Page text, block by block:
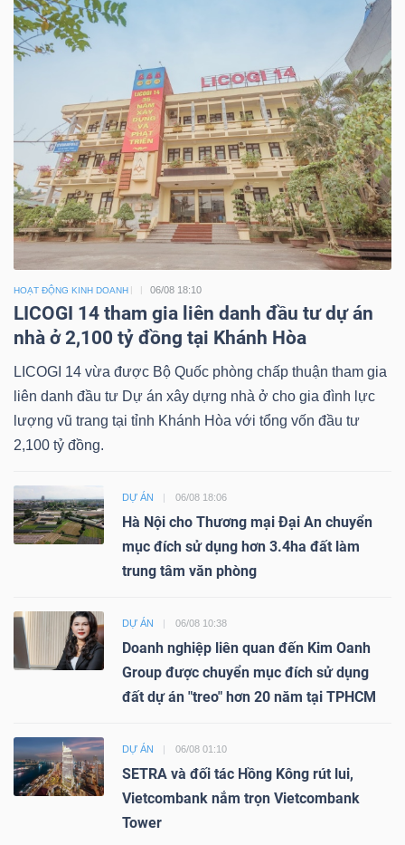
HOẠT ĐỘNG KINH DOANH 06/08 18:10
LICOGI 14 tham gia liên danh đầu tư dự án
nhà ở 2,100 tỷ đồng tại Khánh Hòa
LICOGI 14 vừa được Bộ Quốc phòng chấp thuận tham gia
liên danh đầu tư Dự án xây dựng nhà ở cho gia đình lực
lượng vũ trang tại tỉnh Khánh Hòa với tổng vốn đầu tư
2,100 tỷ đồng.
DỰ ÁN 06/08 18:06
Hà Nội cho Thương mại Đại An chuyển
mục đích sử dụng hơn 3.4ha đất làm
trung tâm văn phòng
DỰ ÁN 06/08 10:38
Doanh nghiệp liên quan đến Kim Oanh
Group được chuyển mục đích sử dụng
đất dự án "treo" hơn 20 năm tại TPHCM
DỰ ÁN 06/08 01:10
SETRA và đối tác Hồng Kông rút lui,
Vietcombank nắm trọn Vietcombank
Tower